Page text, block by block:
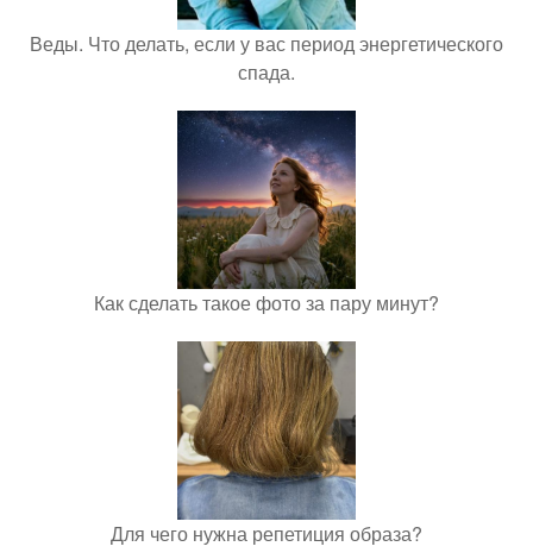
Веды. Что делать, если у вас период энергетического
спада.
Как сделать такое фото за пару минут?
Для чего нужна репетиция образа?